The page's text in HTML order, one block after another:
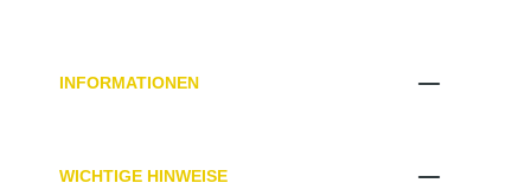
INFORMATIONEN
WICHTIGE HINWEISE